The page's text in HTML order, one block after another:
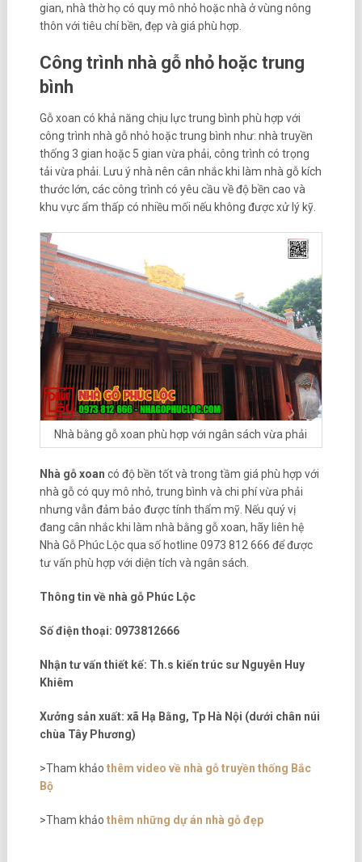
gian, nhà thờ họ có quy mô nhỏ hoặc nhà ở vùng nông
thôn với tiêu chí bền, đẹp và giá phù hợp.
Công trình nhà gỗ nhỏ hoặc trung
bình
Gỗ xoan có khả năng chịu lực trung bình phù hợp với
công trình nhà gỗ nhỏ hoặc trung bình như: nhà truyền
thống 3 gian hoặc 5 gian vừa phải, công trình có trọng
tải vừa phải. Lưu ý nhà nên cân nhắc khi làm nhà gỗ kích
thước lớn, các công trình có yêu cầu về độ bền cao và
khu vực ẩm thấp có nhiều mối nếu không được xử lý kỹ.
Nhà bằng gỗ xoan phù hợp với ngân sách vừa phải
Nhà gỗ xoan có độ bền tốt và trong tầm giá phù hợp với
nhà gỗ có quy mô nhỏ, trung bình và chi phí vừa phải
nhưng vẫn đảm bảo được tính thẩm mỹ. Nếu quý vị
đang cân nhắc khi làm nhà bằng gỗ xoan, hãy liên hệ
Nhà Gỗ Phúc Lộc qua số hotline 0973 812 666 để được
tư vấn phù hợp với diện tích và ngân sách.
Thông tin về nhà gỗ Phúc Lộc
Số điện thoại: 0973812666
Nhận tư vấn thiết kế: Th.s kiến trúc sư Nguyễn Huy
Khiêm
Xưởng sản xuất: xã Hạ Bằng, Tp Hà Nội (dưới chân núi
chùa Tây Phương)
>Tham khảo thêm video về nhà gỗ truyền thống Bắc
Bộ
>Tham khảo thêm những dự án nhà gỗ đẹp